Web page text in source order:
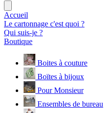
Accueil
Le cartonnage c'est quoi ?
Qui suis-je ?
Boutique
Boites à couture
Boïtes à bijoux
Pour Monsieur
Ensembles de bureau